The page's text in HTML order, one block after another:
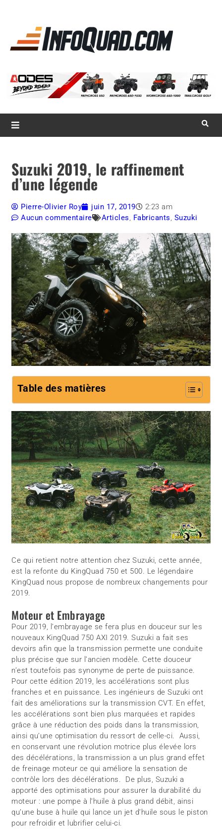
Magazine InfoQuad.com
Suzuki 2019, le raffinement
d’une légende
Pierre-Olivier Roy juin 17, 2019
2:23 am
Aucun commentaire
Articles, Fabricants, Suzuki
Table des matières
Ce qui retient notre attention chez Suzuki, cette année,
est la refonte du KingQuad 750 et 500. Le légendaire
KingQuad nous propose de nombreux changements pour
2019.
Moteur et Embrayage
Pour 2019, l’embrayage se fera plus en douceur sur les
nouveaux KingQuad 750 AXI 2019. Suzuki a fait ses
devoirs afin que la transmission permette une conduite
plus précise que sur l’ancien modèle. Cette douceur
n’est toutefois pas synonyme de perte de puissance.
Pour cette édition 2019, les accélérations sont plus
franches et en puissance. Les ingénieurs de Suzuki ont
fait des améliorations sur la transmission CVT. En effet,
les accélérations sont bien plus marquées et rapides
grâce à une réduction des poids dans la transmission,
ainsi qu’une optimisation du ressort de celle-ci. Aussi,
en conservant une révolution motrice plus élevée lors
des décélérations, la transmission a un plus grand effet
de freinage moteur ce qui améliore la sensation de
contrôle lors des décélérations. De plus, Suzuki a
apporté des optimisations pour assurer la durabilité du
moteur : une pompe à l’huile à plus grand débit, ainsi
qu’une buse à huile qui lance un jet d’huile sous le piston
pour refroidir et lubrifier celui-ci.